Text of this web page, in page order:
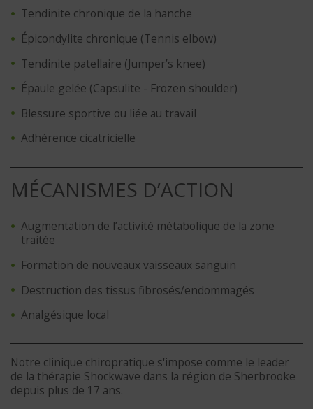
Tendinite chronique de la hanche
Épicondylite chronique (Tennis elbow)
Tendinite patellaire (Jumper’s knee)
Épaule gelée (Capsulite - Frozen shoulder)
Blessure sportive ou liée au travail
Adhérence cicatricielle
MÉCANISMES D’ACTION
Augmentation de l’activité métabolique de la zone
traitée
Formation de nouveaux vaisseaux sanguin
Destruction des tissus fibrosés/endommagés
Analgésique local
Notre clinique chiropratique s'impose comme le leader
de la thérapie Shockwave dans la région de Sherbrooke
depuis plus de 17 ans.